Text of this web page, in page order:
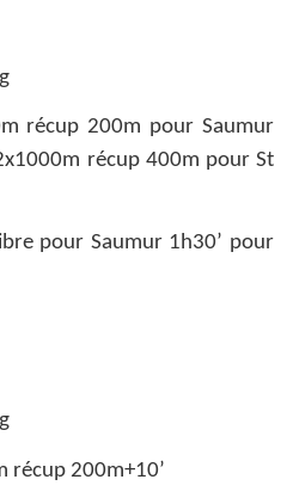
récup 200m pour Saumur
récup 400m pour St
pour Saumur 1h30’ pour
récup 200m+10’